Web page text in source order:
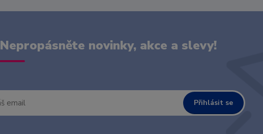
Nepropásněte novinky, akce a slevy!
Přihlásit se